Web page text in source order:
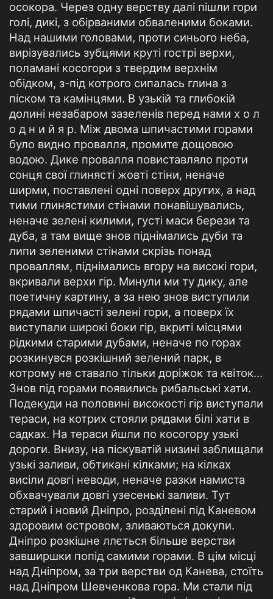
осокора. Через одну верству далі пішли гори
голі, дикі, з обірваними обваленими боками.
Над нашими головами, проти синього неба,
вирізувались зубцями круті гострі верхи,
поламані косогори з твердим верхнім
обідком, з-під котрого сипалась глина з
піском та камінцями. В узькій та глибокій
долині незабаром зазеленів перед нами х о л
о д н и й я р. Між двома шпичастими горами
було видно провалля, промите дощовою
водою. Дике провалля повиставляло проти
сонця свої глинясті жовті стіни, неначе
ширми, поставлені одні поверх других, а над
тими глинястими стінами понавішувались,
неначе зелені килими, густі маси берези та
дуба, а там вище знов піднімались дуби та
липи зеленими стінами скрізь понад
проваллям, піднімались вгору на високі гори,
вкривали верхи гір. Минули ми ту дику, але
поетичну картину, а за нею знов виступили
рядами шпичасті зелені гори, а поверх їх
виступали широкі боки гір, вкриті місцями
рідкими старими дубами, неначе по горах
розкинувся розкішний зелений парк, в
котрому не ставало тільки доріжок та квіток...
Знов під горами появились рибальські хати.
Подекуди на половині високості гір виступали
тераси, на котрих стояли рядами білі хати в
садках. На тераси йшли по косогору узькі
дороги. Внизу, на піскуватій низині заблищали
узькі заливи, обтикані кілками; на кілках
висіли довгі неводи, неначе разки намиста
обхвачували довгі узесенькі заливи. Тут
старий і новий Дніпро, розділені під Каневом
здоровим островом, зливаються докупи.
Дніпро розкішне ллється більше верстви
завширшки попід самими горами. В цім місці
над Дніпром, за три верстви од Канева, стоїть
над Дніпром Шевченкова гора. Ми стали під